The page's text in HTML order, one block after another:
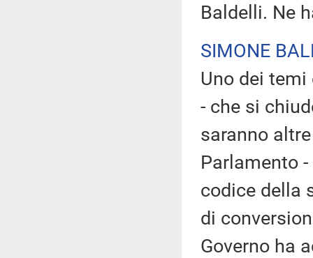
Baldelli. Ne
SIMONE
Uno dei
- che si
saranno
Parlamento
codice della
di
Governo ha